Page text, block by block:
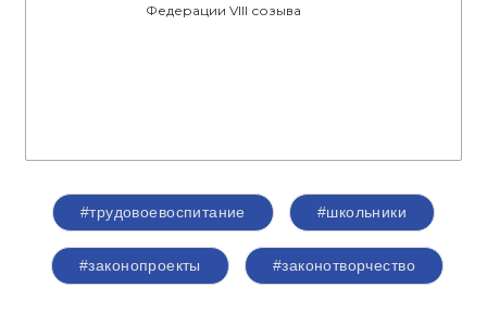
Федерации VIII созыва
#трудовоевоспитание #школьники
#законопроекты #законотворчество